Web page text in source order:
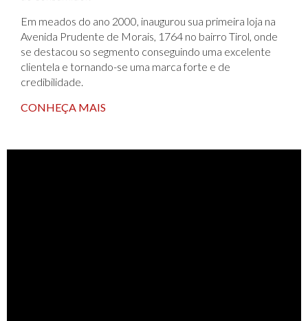
Em meados do ano 2000, inaugurou sua primeira loja na
Avenida Prudente de Morais, 1764 no bairro Tirol, onde
se destacou so segmento conseguindo uma excelente
clientela e tornando-se uma marca forte e de
credibilidade.
CONHEÇA MAIS